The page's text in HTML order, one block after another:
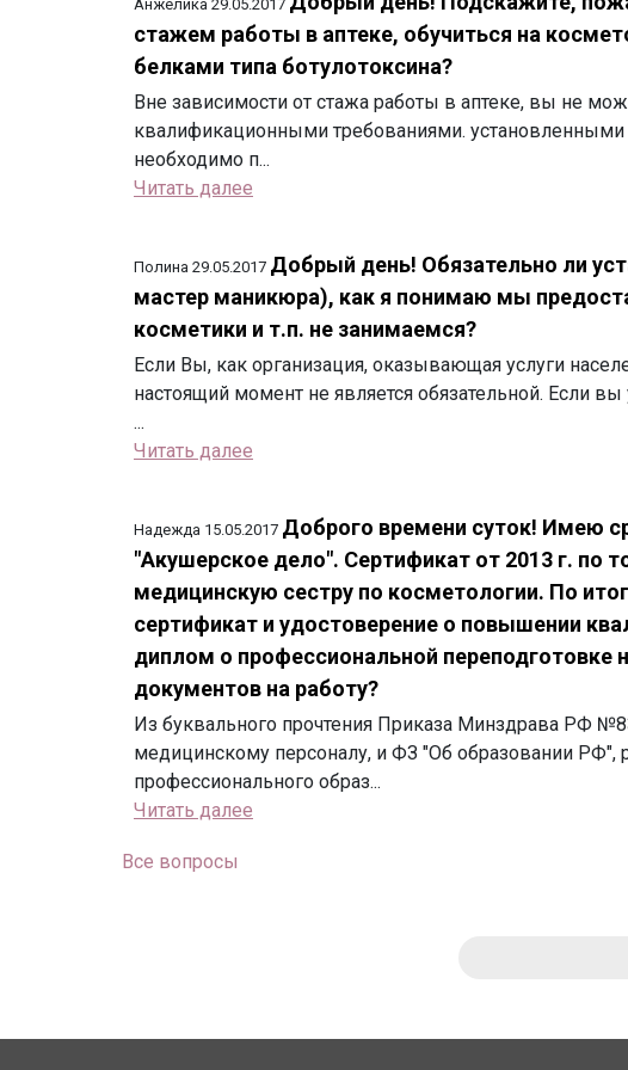
Анжелика 29.05.2017
стажем работы в аптеке, обучиться на
белками типа ботулотоксина?
Вне зависимости от стажа работы в аптеке, вы не
квалификационными требованиями.
необходимо п...
Читать далее
Полина 29.05.2017 Добрый день! Обязательно ли
мастер маникюра), как я понимаю мы
косметики и т.п. не занимаемся?
Если Вы, как организация, оказывающая услуги
настоящий момент не является обязательной. Если
...
Читать далее
Надежда 15.05.2017 Доброго времени суток! Имею
"Акушерское дело". Сертификат от 2013 г. по
медицинскую сестру по косметологии. По
сертификат и удостоверение о повышении
диплом о профессиональной
документов на работу?
Из буквального прочтения Приказа Минздрава РФ
медицинскому персоналу, и ФЗ "Об образовании РФ",
профессионального образ...
Читать далее
Все вопросы